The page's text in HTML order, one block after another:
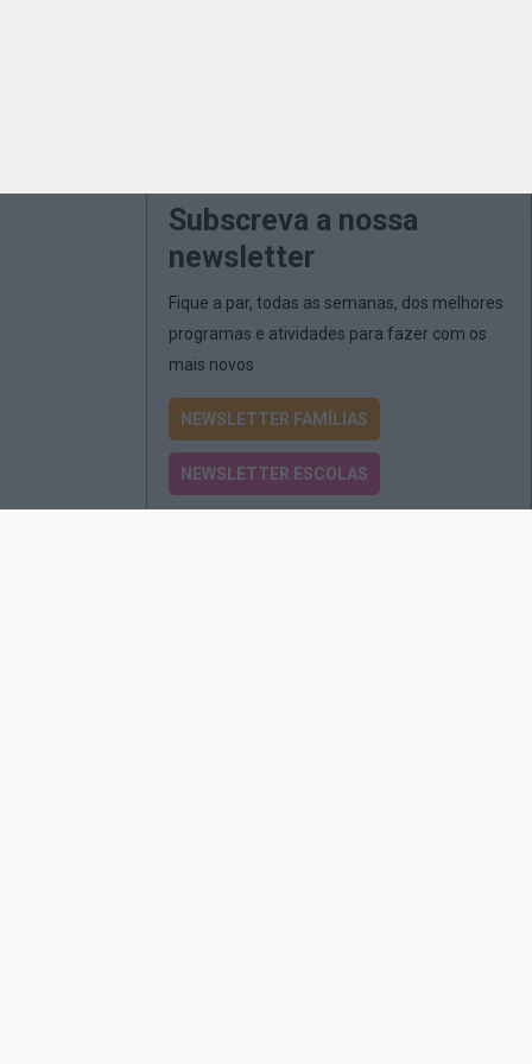
Subscreva a nossa
newsletter
Fique a par, todas as semanas, dos melhores
programas e atividades para fazer com os
mais novos
NEWSLETTER FAMÍLIAS
NEWSLETTER ESCOLAS